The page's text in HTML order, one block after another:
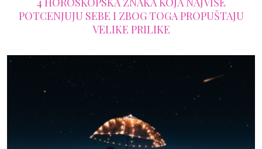
POTCENJUJU SEBE I ZBOG TOGA PROPUŠTAJU
VELIKE PRILIKE